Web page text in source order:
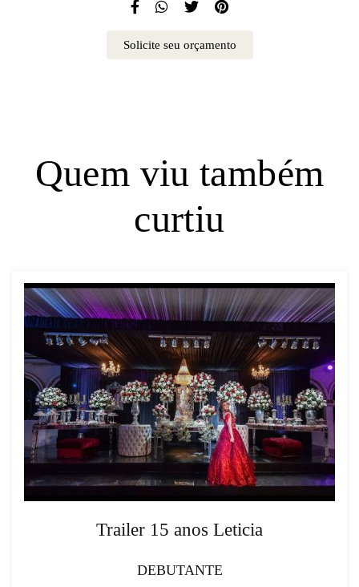
Solicite seu orçamento
Quem viu também
curtiu
Trailer 15 anos Leticia
DEBUTANTE